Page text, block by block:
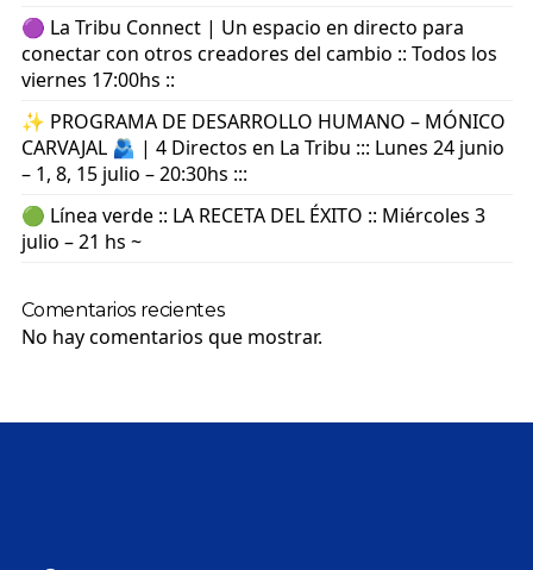
🟣 La Tribu Connect | Un espacio en directo para
conectar con otros creadores del cambio :: Todos los
viernes 17:00hs ::
✨ PROGRAMA DE DESARROLLO HUMANO – MÓNICO
CARVAJAL 🫂 | 4 Directos en La Tribu ::: Lunes 24 junio
– 1, 8, 15 julio – 20:30hs :::
🟢 Línea verde :: LA RECETA DEL ÉXITO :: Miércoles 3
julio – 21 hs ~
Comentarios recientes
No hay comentarios que mostrar.